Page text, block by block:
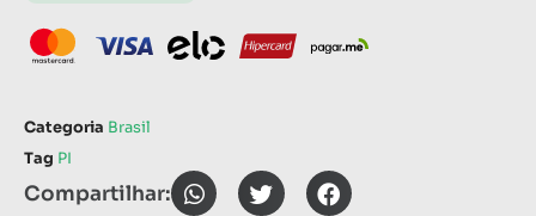
Categoria Brasil
Tag PI
Compartilhar: